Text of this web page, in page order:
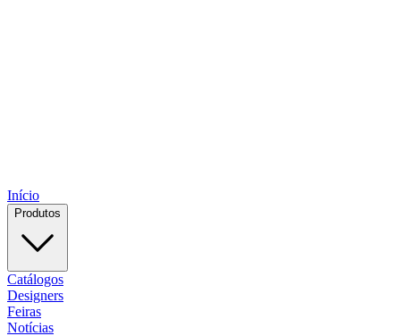
Início
Produtos
Catálogos
Designers
Feiras
Notícias